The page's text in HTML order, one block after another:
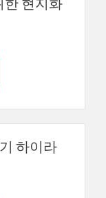
하이라